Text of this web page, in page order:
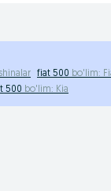
fiat 500 bo'lim:
500 bo'lim: Kia